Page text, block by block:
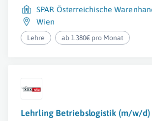
SPAR Österreichische
Wien
Lehre ab 1.380€ pro Monat
Lehrling Betriebslogistik (m/w/d)